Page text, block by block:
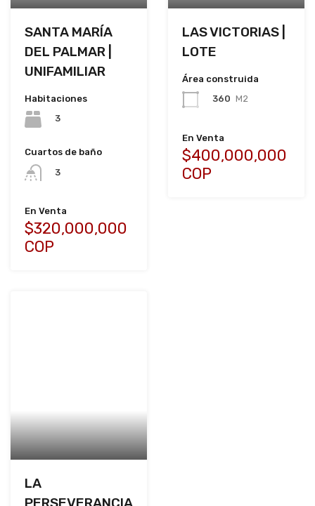
SANTA MARÍA
DEL PALMAR |
UNIFAMILIAR
Habitaciones
3
Cuartos de baño
3
En Venta
$320,000,000
COP
LAS VICTORIAS |
LOTE
Área construida
360 M2
En Venta
$400,000,000
COP
LA
PERSEVERANCIA